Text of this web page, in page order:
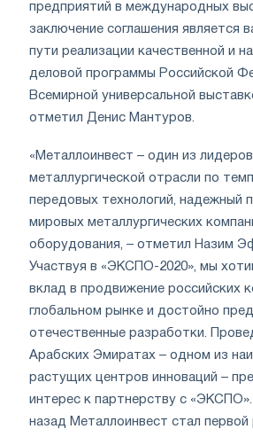
предприятий в международных
заключение соглашения является
пути реализации качественной и
деловой программы Российской
Всемирной универсальной
отметил Денис Мантуров.
«Металлоинвест – один из
металлургической отрасли по
передовых технологий, надежный
мировых металлургических
оборудования, – отметил Назим
Участвуя в «ЭКСПО-2020», мы
вклад в продвижение российских
глобальном рынке и достойно
отечественные разработки.
Арабских Эмиратах – одном из
растущих центров инноваций –
интерес к партнерству с
назад Металлоинвест стал первой